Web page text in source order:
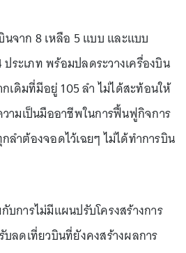
จาก 8 เหลือ 5 แบบ และแบบ
ระเภท พร้อมปลดระวางเครื่องบิน
เดิมที่มีอยู่ 105 ลำ ไม่ได้สะท้อนให้
ามเป็นมืออาชีพในการฟื้นฟูกิจการ
ลำต้องจอดไว้เฉยๆ ไม่ได้ทำการบิน
บการไม่มีแผนปรับโครงสร้างการ
ลดเที่ยวบินที่ยังคงสร้างผลการ